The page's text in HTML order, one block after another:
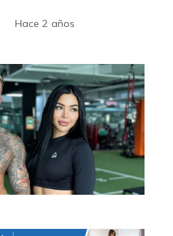
Hace 2 años